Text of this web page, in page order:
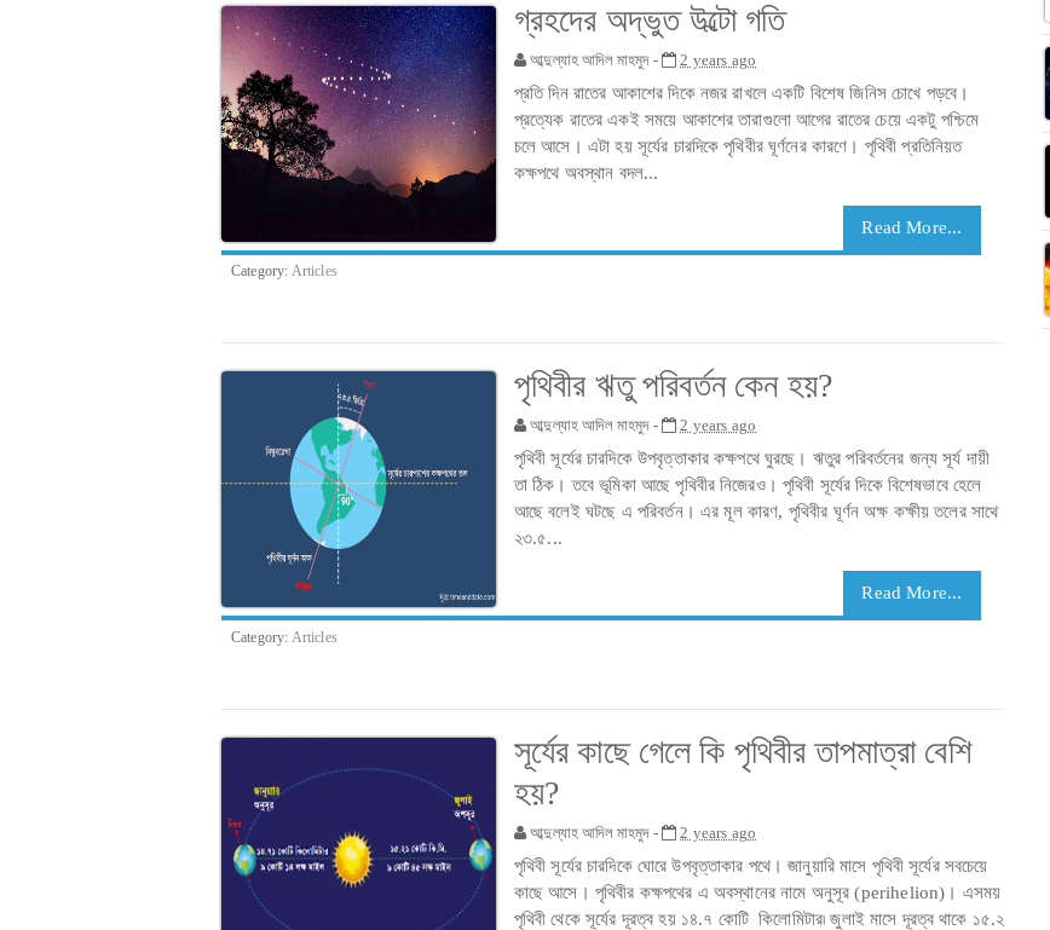
গ্রহদের অদ্ভুত উল্টো গতি
আব্দুল্যাহ আদিল মাহমুদ - 2 years ago
প্রতি দিন রাতের আকাশের দিকে নজর রাখলে একটি বিশেষ জিনিস চোখে পড়বে।
প্রত্যেক রাতের একই সময়ে আকাশের তারাগুলো আগের রাতের চেয়ে একটু পশ্চিমে
চলে আসে। এটা হয় সূর্যের চারদিকে পৃথিবীর ঘূর্ণনের কারণে। পৃথিবী প্রতিনিয়ত
কক্ষপথে অবস্থান বদল...
Category: Articles
Read More...
পৃথিবীর ঋতু পরিবর্তন কেন হয়?
আব্দুল্যাহ আদিল মাহমুদ - 2 years ago
পৃথিবী সূর্যের চারদিকে উপবৃত্তাকার কক্ষপথে ঘুরছে। ঋতুর পরিবর্তনের জন্য সূর্য দায়ী
তা ঠিক। তবে ভূমিকা আছে পৃথিবীর নিজেরও। পৃথিবী সূর্যের দিকে বিশেষভাবে হেলে
আছে বলেই ঘটছে এ পরিবর্তন। এর মূল কারণ, পৃথিবীর ঘূর্ণন অক্ষ কক্ষীয় তলের সাথে
২৩.৫...
Category: Articles
Read More...
সূর্যের কাছে গেলে কি পৃথিবীর তাপমাত্রা বেশি
হয়?
আব্দুল্যাহ আদিল মাহমুদ - 2 years ago
পৃথিবী সূর্যের চারদিকে ঘোরে উপবৃত্তাকার পথে। জানুয়ারি মাসে পৃথিবী সূর্যের সবচেয়ে
কাছে আসে। পৃথিবীর কক্ষপথের এ অবস্থানের নামে অনুসূর (perihelion)। এসময়
পৃথিবী থেকে সূর্যের দূরত্ব হয় ১৪.৭ কোটি কিলোমিটার৷ জুলাই মাসে দূরত্ব থাকে ১৫.২